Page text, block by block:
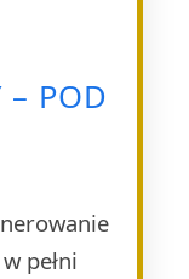
– POD
pełni